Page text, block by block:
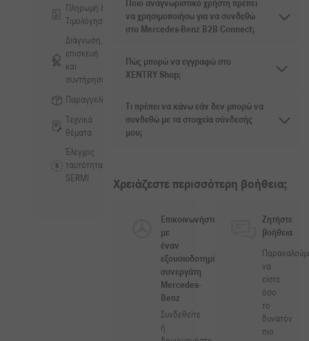
Πληρωμή &
Τιμολόγηση
Διάγνωση,
επισκευή
και
συντήρηση
Παραγγελίες
Τεχνικά
θέματα
Έλεγχος
ταυτότητας
SERMI
Ποιο αναγνωριστικό χρήστη πρέπει
να χρησιμοποιήσω για να συνδεθώ
στο Mercedes-Benz B2B Connect;
Πώς μπορώ να εγγραφώ στο
XENTRY Shop;
Τι πρέπει να κάνω εάν δεν μπορώ να
συνδεθώ με τα στοιχεία σύνδεσής
μου;
Χρειάζεστε περισσότερη βοήθεια;
Επικοινωνήστε
με
έναν
εξουσιοδοτημένο
συνεργάτη
Mercedes-
Benz
Συνδεθείτε
ή
Ζητήστε
βοήθεια
να
είστε
όσο
το
δυνατόν
πιο